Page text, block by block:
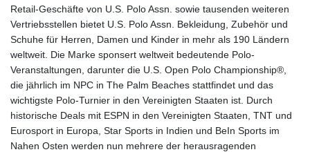
Retail-Geschäfte von U.S. Polo Assn. sowie tausenden weiteren
Vertriebsstellen bietet U.S. Polo Assn. Bekleidung, Zubehör und
Schuhe für Herren, Damen und Kinder in mehr als 190 Ländern
weltweit. Die Marke sponsert weltweit bedeutende Polo-
Veranstaltungen, darunter die U.S. Open Polo Championship®,
die jährlich im NPC in The Palm Beaches stattfindet und das
wichtigste Polo-Turnier in den Vereinigten Staaten ist. Durch
historische Deals mit ESPN in den Vereinigten Staaten, TNT und
Eurosport in Europa, Star Sports in Indien und BeIn Sports im
Nahen Osten werden nun mehrere der herausragenden